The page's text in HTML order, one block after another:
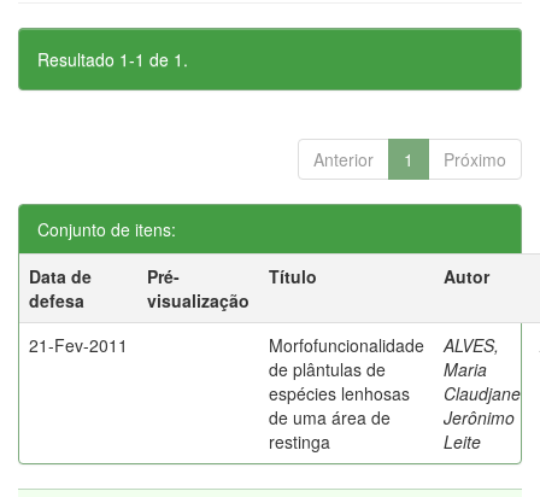
Resultado 1-1 de 1.
Anterior 1 Próximo
Conjunto de itens:
Data de
defesa
Pré-
visualização
Título Autor
21-Fev-2011
Morfofuncionalidade
de plântulas de
espécies lenhosas
de uma área de
restinga
ALVES,
Maria
Claudjane
Jerônimo
Leite